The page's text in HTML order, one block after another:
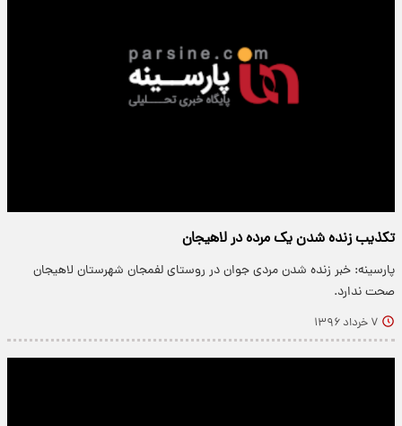
تکذیب زنده شدن یک مرده در لاهیجان
پارسینه: خبر زنده شدن مردی جوان در روستای لفمجان شهرستان لاهیجان
صحت ندارد.
۷ خرداد ۱۳۹۶